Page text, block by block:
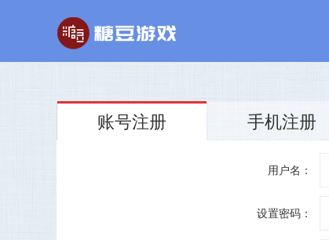
回合制游戏
账号注册 手机注册
用户名：
设置密码：